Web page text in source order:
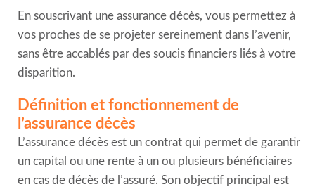
En souscrivant une assurance décès, vous permettez à
vos proches de se projeter sereinement dans l’avenir,
sans être accablés par des soucis financiers liés à votre
disparition.
Définition et fonctionnement de
l’assurance décès
L’assurance décès est un contrat qui permet de garantir
un capital ou une rente à un ou plusieurs bénéficiaires
en cas de décès de l’assuré. Son objectif principal est